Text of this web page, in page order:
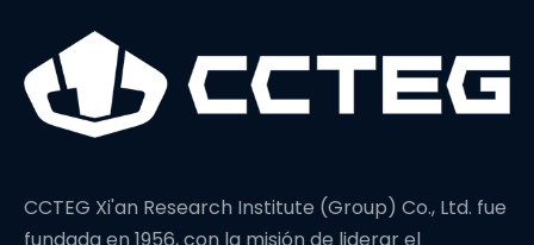
CCTEG Xi'an Research Institute (Group) Co., Ltd. fue